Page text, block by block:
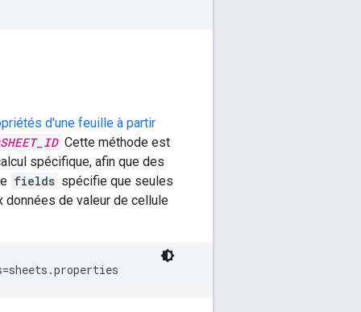
d'une feuille à partir
Cette méthode est
spécifique, afin que des
fields spécifie que seules
de valeur de cellule